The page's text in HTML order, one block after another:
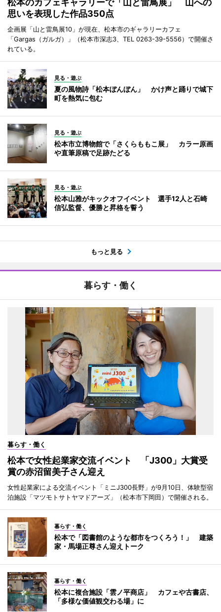
松本のカフェギャラリーで「山と雷鳥展」 山への
思いを表現した作品350点
企画展「山と雷鳥展10」が現在、松本市のギャラリーカフェ
「Gargas（ガルガ）」（松本市深志3、TEL 0263-39-5556）で開催さ
れている。
見る・遊ぶ
夏の風物詩「松本ぼんぼん」 かけ声と踊りで城下
町を熱気に包む
見る・遊ぶ
松本市立博物館で「さくらももこ展」 カラー原画
や直筆原稿で足跡たどる
見る・遊ぶ
松本山雅がキックオフイベント 選手12人と石崎
信弘監督、優勝と昇格を誓う
もっと見る
暮らす・働く
暮らす・働く
松本で女性起業家交流イベント 「J300」大賞受
賞の赤沼留美子さん迎え
女性起業家による交流イベント「ミニJ300長野」が9月10日、体験型宿
泊施設「マツモトサトヤマドアーズ」（松本市下岡田）で開催される。
暮らす・働く
松本で「図書館のような都市をつくろう！」 建築
家・馬場正尊さん迎えトーク
暮らす・働く
松本に複合施設「雲ノ平商店」 カフェや古書店、
「多様な価値観交わる場」に